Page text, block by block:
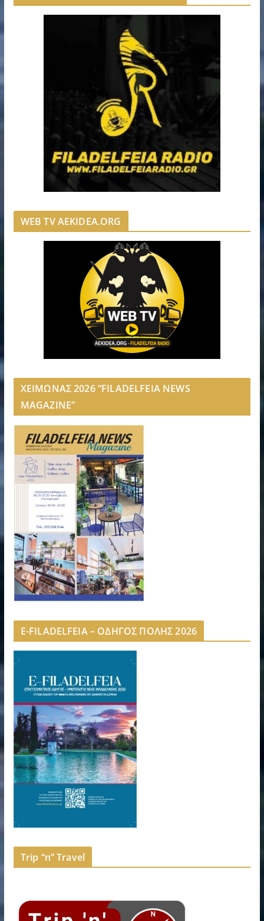
WEB TV AEKIDEA.ORG
ΧΕΙΜΩΝΑΣ 2026 “FILADELFEIA NEWS
MAGAZINE”
E-FILADELFEIA – ΟΔΗΓΟΣ ΠΟΛΗΣ 2026
Trip “n” Travel